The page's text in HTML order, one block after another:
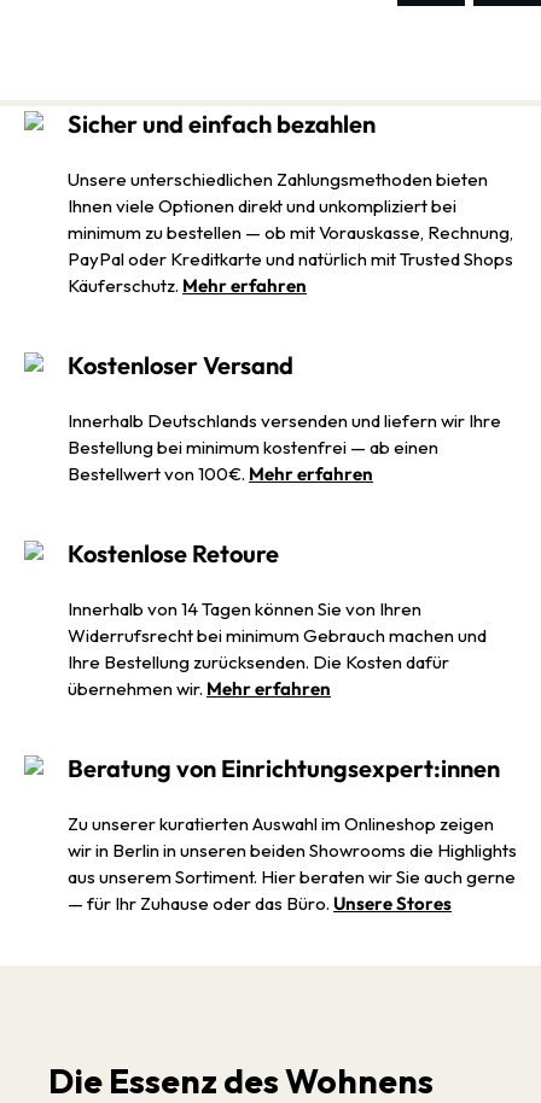
Sicher und einfach bezahlen
Unsere unterschiedlichen Zahlungsmethoden bieten
Ihnen viele Optionen direkt und unkompliziert bei
minimum zu bestellen — ob mit Vorauskasse, Rechnung,
PayPal oder Kreditkarte und natürlich mit Trusted Shops
Käuferschutz. Mehr erfahren
Kostenloser Versand
Innerhalb Deutschlands versenden und liefern wir Ihre
Bestellung bei minimum kostenfrei — ab einen
Bestellwert von 100€. Mehr erfahren
Kostenlose Retoure
Innerhalb von 14 Tagen können Sie von Ihren
Widerrufsrecht bei minimum Gebrauch machen und
Ihre Bestellung zurücksenden. Die Kosten dafür
übernehmen wir. Mehr erfahren
Beratung von Einrichtungsexpert:innen
Zu unserer kuratierten Auswahl im Onlineshop zeigen
wir in Berlin in unseren beiden Showrooms die Highlights
aus unserem Sortiment. Hier beraten wir Sie auch gerne
— für Ihr Zuhause oder das Büro. Unsere Stores
Die Essenz des Wohnens